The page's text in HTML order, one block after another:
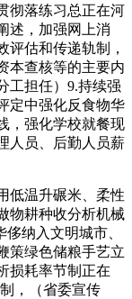
彻落练习总正在河
述，加强网上消
评估和传递轨制，
本查核等的主要内
工担任）9.持续强
定中强化反食物华
，强化学校就餐现
人员、后勤人员薪
温升碾米、柔性
物耕种收分析机械
纳入文明城市、
策绿色储粮手艺立
损耗率节制正在
，（省委宣传